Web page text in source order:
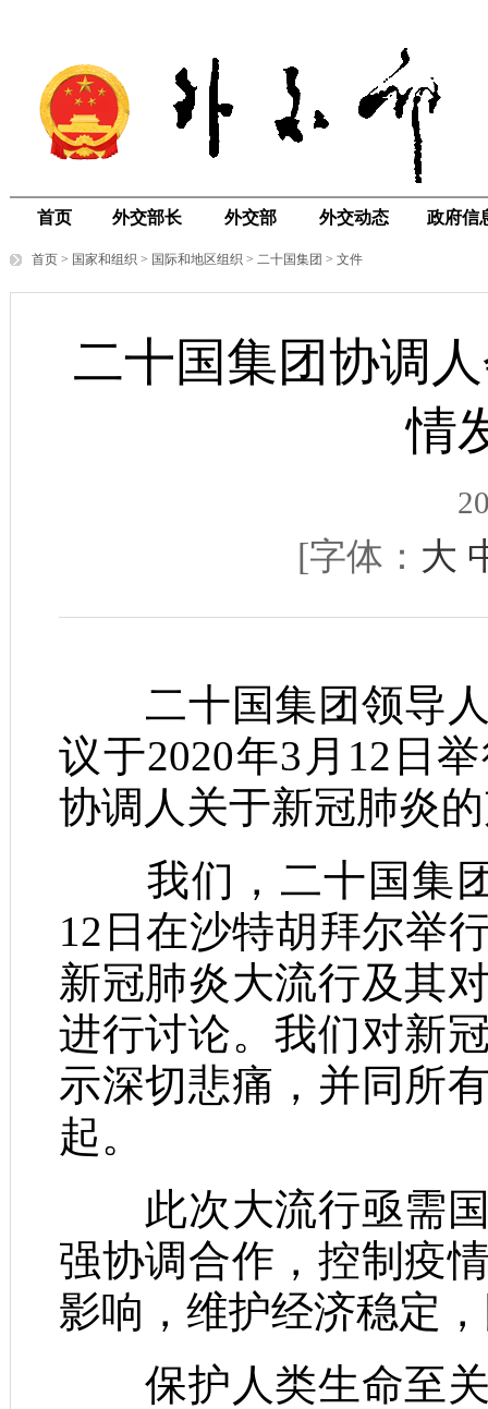
首页 外交部长 外交部 外交动态 政府信
首页 > 国家和组织 > 国际和地区组织 > 二十国集团 > 文件
二十国集团协调
情
[字体： 大
二十国集团领导人
议于2020年3月12日
协调人关于新冠肺炎
我们，二十国集团
12日在沙特胡拜尔举
新冠肺炎大流行及其
进行讨论。我们对新
示深切悲痛，并同所
起。
此次大流行亟需国
强协调合作，控制疫
影响，维护经济稳定
保护人类生命至关